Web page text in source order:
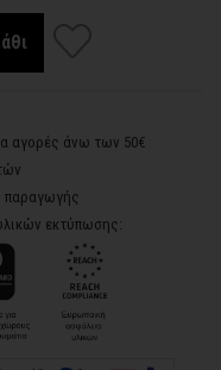
αγορές άνω των 50€
παραγωγής
εκτύπωσης: